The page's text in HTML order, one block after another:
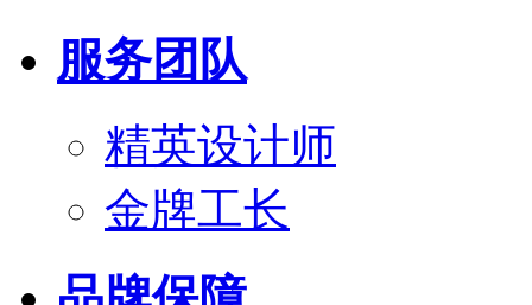
服务团队
精英设计师
金牌工长